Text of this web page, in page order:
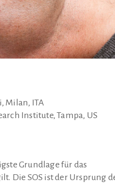
Milan, ITA
Institute, Tampa, US
Grundlage für das
Die SOS ist der Ursprung